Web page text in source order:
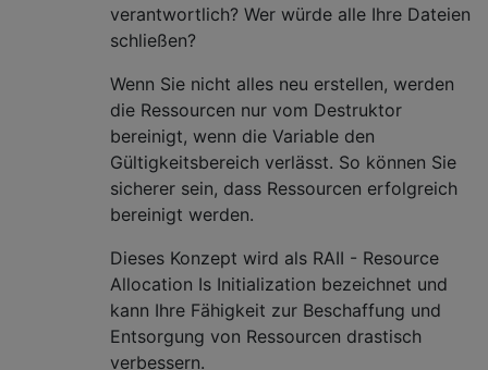
verantwortlich? Wer würde alle Ihre Dateien
schließen?
Wenn Sie nicht alles neu erstellen, werden
die Ressourcen nur vom Destruktor
bereinigt, wenn die Variable den
Gültigkeitsbereich verlässt. So können Sie
sicherer sein, dass Ressourcen erfolgreich
bereinigt werden.
Dieses Konzept wird als RAII - Resource
Allocation Is Initialization bezeichnet und
kann Ihre Fähigkeit zur Beschaffung und
Entsorgung von Ressourcen drastisch
verbessern.